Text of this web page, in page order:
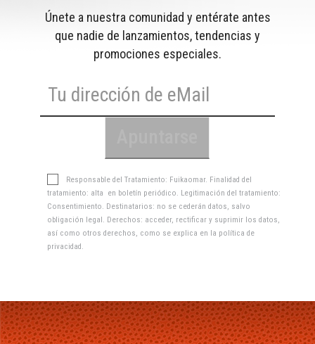
Únete a nuestra comunidad y entérate antes
que nadie de lanzamientos, tendencias y
promociones especiales.
Responsable del Tratamiento: Fuikaomar. Finalidad del
tratamiento: alta en boletín periódico. Legitimación del tratamiento:
Consentimiento. Destinatarios: no se cederán datos, salvo
obligación legal. Derechos: acceder, rectificar y suprimir los datos,
así como otros derechos, como se explica en la política de
privacidad